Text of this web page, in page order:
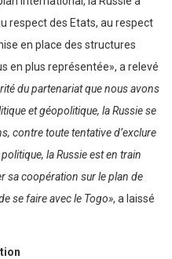
respect des Etats, au respect
en place des structures
en plus représentée», a relevé
du partenariat que nous avons
et géopolitique, la Russie se
contre toute tentative d’exclure
la Russie est en train
sa coopération sur le plan de
se faire avec le Togo», a laissé